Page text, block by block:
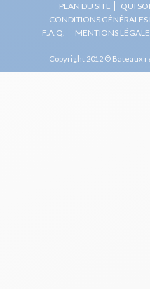
PLAN DU SITE QUI
CONDITIONS GÉNÉRALES
F.A.Q.
MENTIONS
Copyright 2012 © Bateaux